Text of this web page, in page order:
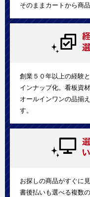
そのままカートから商
創業５０年以上の経験
インナップ化。看板資
オールインワンの品揃
す。
お探しの商品がすぐに
書後払いも選べる複数